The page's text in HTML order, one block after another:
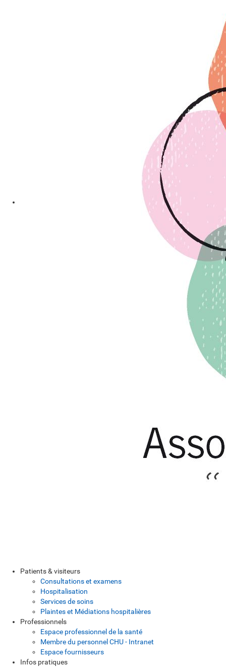
Patients & visiteurs
Consultations et examens
Hospitalisation
Services de soins
Plaintes et Médiations hospitalières
Professionnels
Espace professionnel de la santé
Membre du personnel CHU - Intranet
Espace fournisseurs
Infos pratiques